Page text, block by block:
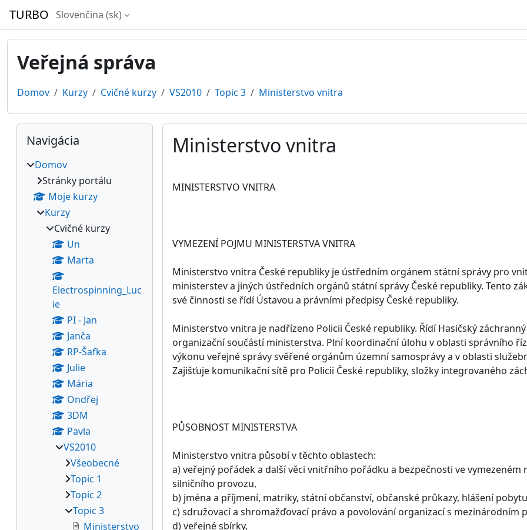
TURBO Slovenčina ‎(sk)‎
Veřejná správa
Domov Kurzy Cvičné kurzy VS2010 Topic 3 Ministerstvo vnitra
Ministerstvo vnitra
MINISTERSTVO VNITRA
VYMEZENÍ POJMU MINISTERSTVA VNITRA
Ministerstvo vnitra České republiky je ústředním orgánem státní správy pro
ministerstev a jiných ústředních orgánů státní správy České republiky. Tento
své činnosti se řídí Ústavou a právními předpisy České republiky.
Ministerstvo vnitra je nadřízeno Policii České republiky. Řídí Hasičský
organizační součástí ministerstva. Plní koordinační úlohu v oblasti správního
výkonu veřejné správy svěřené orgánům územní samosprávy a v oblasti
Zajišťuje komunikační sítě pro Policii České republiky, složky integrovaného
PŮSOBNOST MINISTERSTVA
Ministerstvo vnitra působí v těchto oblastech:
a) veřejný pořádek a další věci vnitřního pořádku a bezpečnosti ve
silničního provozu,
b) jména a příjmení, matriky, státní občanství, občanské průkazy, hlášení
c) sdružovací a shromažďovací právo a povolování organizací s mezinárodním
d) veřejné sbírky,
Bloky
Preskočiť Navigácia
Navigácia
Domov
Stránky portálu
Moje kurzy
Kurzy
Cvičné kurzy
Un
Marta
Electrospinning_Luc
ie
PI - Jan
Janča
RP-Šafka
Julie
Mária
Ondřej
3DM
Pavla
VS2010
Všeobecné
Topic 1
Topic 2
Topic 3
Ministerstvo